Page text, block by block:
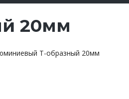
20мм
Т-образный 20мм